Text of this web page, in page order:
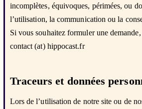
incomplètes, équivoques, périmées, ou
l’utilisation, la communication ou la
Si vous souhaitez formuler une
contact (at) hippocast.fr
Traceurs et données
Lors de l’utilisation de notre site ou de